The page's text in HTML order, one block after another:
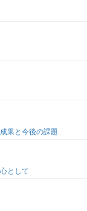
果と今後の課題
として